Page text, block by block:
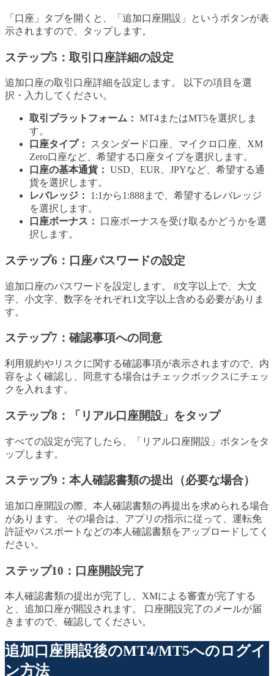
「口座」タブを開くと、「追加口座開設」というボタンが表
示されますので、タップします。
ステップ5：取引口座詳細の設定
追加口座の取引口座詳細を設定します。 以下の項目を選
択・入力してください。
取引プラットフォーム： MT4またはMT5を選択しま
す。
口座タイプ：
スタンダード口座、マイクロ口座、XM
Zero口座など、希望する口座タイプを選択します。
口座の基本通貨： USD、EUR、JPYなど、希望する通
貨を選択します。
レバレッジ：
1:1から1:888まで、希望するレバレッジ
を選択します。
口座ボーナス：
口座ボーナスを受け取るかどうかを選
択します。
ステップ6：口座パスワードの設定
追加口座のパスワードを設定します。 8文字以上で、大文
字、小文字、数字をそれぞれ1文字以上含める必要がありま
す。
ステップ7：確認事項への同意
利用規約やリスクに関する確認事項が表示されますので、内
容をよく確認し、同意する場合はチェックボックスにチェッ
クを入れます。
ステップ8：「リアル口座開設」をタップ
すべての設定が完了したら、「リアル口座開設」ボタンをタ
ップします。
ステップ9：本人確認書類の提出（必要な場合）
追加口座開設の際、本人確認書類の再提出を求められる場合
があります。 その場合は、アプリの指示に従って、運転免
許証やパスポートなどの本人確認書類をアップロードしてく
ださい。
ステップ10：口座開設完了
本人確認書類の提出が完了し、XMによる審査が完了する
と、追加口座が開設されます。 口座開設完了のメールが届
きますので、確認してください。
追加口座開設後のMT4/MT5へのログイ
ン方法